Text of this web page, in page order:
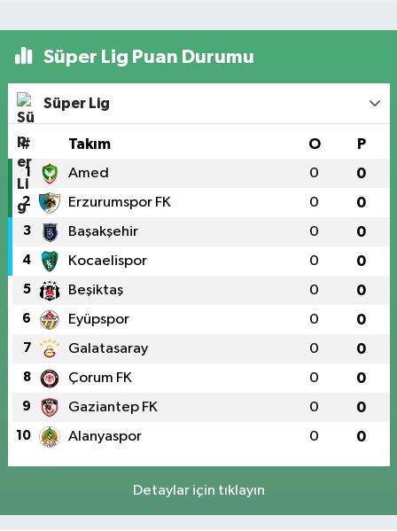
Süper Lig Puan Durumu
Süper Lig
# Takım O P
1 Amed 0 0
2 Erzurumspor FK 0 0
3 Başakşehir 0 0
4 Kocaelispor 0 0
5 Beşiktaş 0 0
6 Eyüpspor 0 0
7 Galatasaray 0 0
8 Çorum FK 0 0
9 Gaziantep FK 0 0
10 Alanyaspor 0 0
Detaylar için tıklayın